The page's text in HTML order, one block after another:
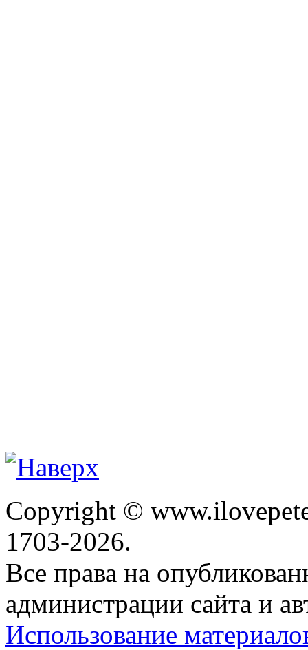
Copyright ©
1703-2026.
Все права на
администрации сайта и
Использование